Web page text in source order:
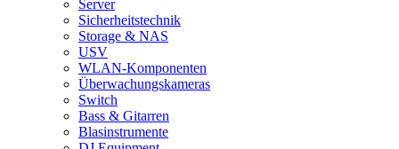
Server
Sicherheitstechnik
Storage & NAS
USV
WLAN-Komponenten
Überwachungskameras
Switch
Bass & Gitarren
Blasinstrumente